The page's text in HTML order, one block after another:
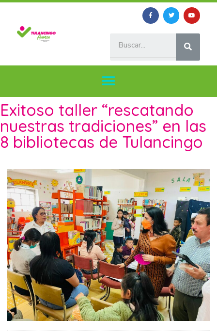
Exitoso taller “rescatando
nuestras tradiciones” en las
8 bibliotecas de Tulancingo